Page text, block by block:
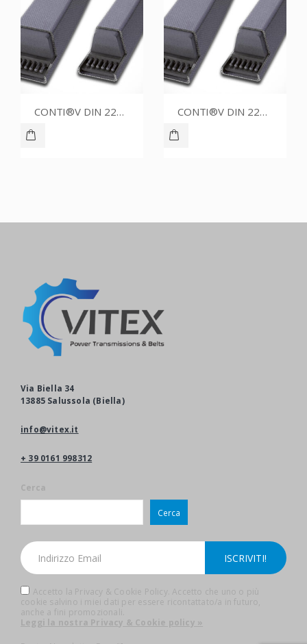
CONTI®V DIN 2215 22.0X1120 CONTI®V DIN 2215 17.0X1120
Via Biella 34
13885 Salussola (Biella)
info@vitex.it
+ 39 0161 998312
Cerca
Cerca
Accetto la Privacy & Cookie Policy. Accetto che uno o più
cookie salvino i miei dati per essere ricontattato/a in futuro,
anche a fini promozionali.
Leggi la nostra Privacy & Cookie policy »